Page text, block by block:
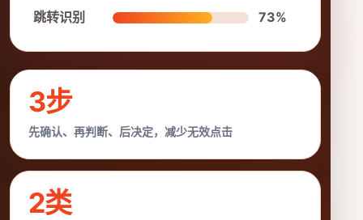
跳转识别 73%
3步
先确认、再判断、后决定，减少无效点击
2类